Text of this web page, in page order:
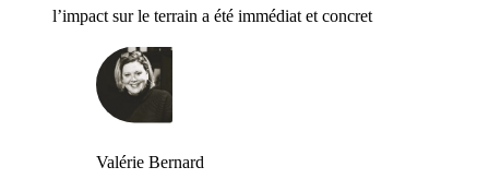
l’impact sur le terrain a été immédiat et concret
Valérie Bernard